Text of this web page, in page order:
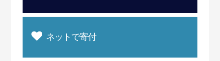
ネットで寄付